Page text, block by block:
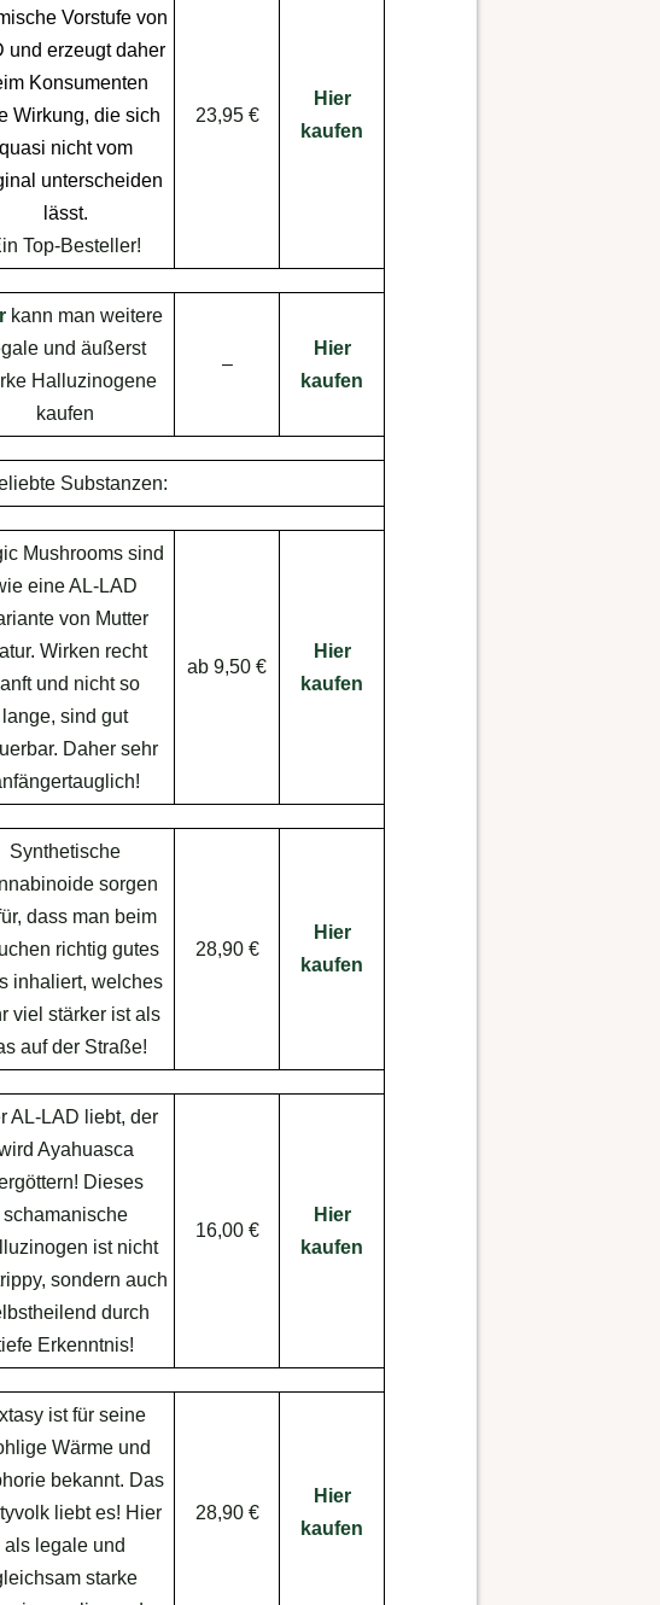
Vorstufe von
und erzeugt daher
Konsumenten
Wirkung, die sich
quasi nicht vom
unterscheiden
lässt.
Top-Besteller!
23,95 €
Hier
kaufen
kann man weitere
und äußerst
Halluzinogene
kaufen
–
Hier
kaufen
Substanzen:
Mushrooms sind
eine AL-LAD
von Mutter
Wirken recht
und nicht so
lange, sind gut
Daher sehr
ab 9,50 €
Hier
kaufen
Synthetische
sorgen
dass man beim
richtig gutes
inhaliert, welches
viel stärker ist als
auf der Straße!
28,90 €
Hier
kaufen
AL-LAD liebt, der
Ayahuasca
Dieses
schamanische
ist nicht
sondern auch
durch
Erkenntnis!
16,00 €
Hier
kaufen
ist für seine
Wärme und
bekannt. Das
liebt es! Hier
als legale und
starke
28,90 €
Hier
kaufen